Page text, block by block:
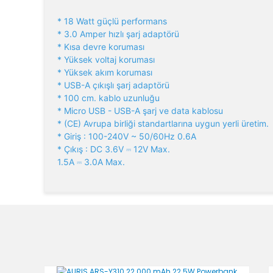
* 18 Watt güçlü performans
* 3.0 Amper hızlı şarj adaptörü
* Kısa devre koruması
* Yüksek voltaj koruması
* Yüksek akım koruması
* USB-A çıkışlı şarj adaptörü
* 100 cm. kablo uzunluğu
* Micro USB - USB-A şarj ve data kablosu
* (CE) Avrupa birliği standartlarına uygun yerli üretim.
* Giriş : 100-240V ~ 50/60Hz 0.6A
* Çıkış : DC 3.6V ⎓ 12V Max.
1.5A ⎓ 3.0A Max.
Ürün bilgilerinde hatalar bulunuyor.